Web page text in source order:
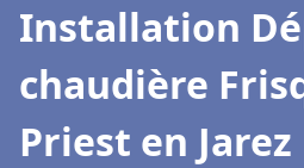
Installation
chaudière
Priest en Jarez